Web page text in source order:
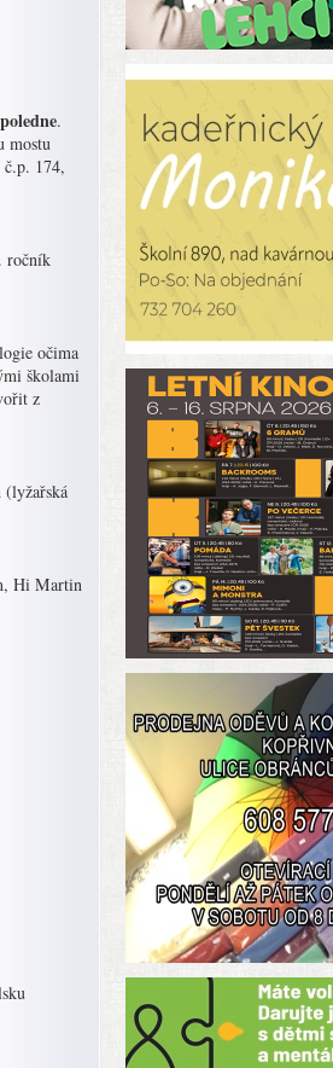
.
mostu
174,
ročník
očima
školami
z
(lyžařská
Hi Martin